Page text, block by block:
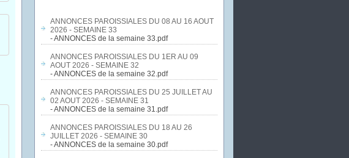
ANNONCES PAROISSIALES DU 08 AU 16 AOUT
2026 - SEMAINE 33
- ANNONCES de la semaine 33.pdf
ANNONCES PAROISSIALES DU 1ER AU 09
AOUT 2026 - SEMAINE 32
- ANNONCES de la semaine 32.pdf
ANNONCES PAROISSIALES DU 25 JUILLET AU
02 AOUT 2026 - SEMAINE 31
- ANNONCES de la semaine 31.pdf
ANNONCES PAROISSIALES DU 18 AU 26
JUILLET 2026 - SEMAINE 30
- ANNONCES de la semaine 30.pdf